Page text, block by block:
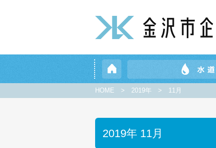
HOME > 2019年 > 11月
2019年 11月